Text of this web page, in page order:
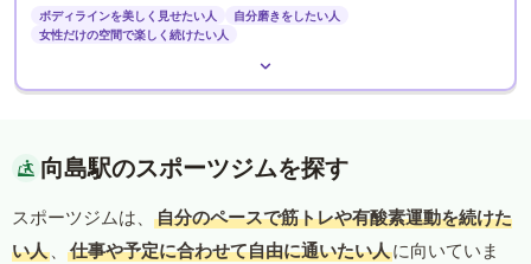
ボディラインを美しく見せたい人
自分磨きをしたい人
女性だけの空間で楽しく続けたい人
向島駅のスポーツジムを探す
スポーツジムは、
自分のペースで筋トレや有酸素運動を続けた
い人 、 仕事や予定に合わせて自由に通いたい人に向いていま